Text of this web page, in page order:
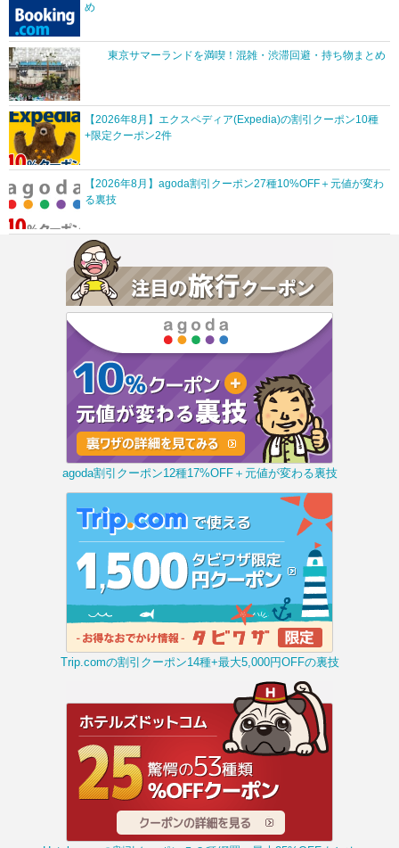
め
東京サマーランドを満喫！混雑・渋滞回避・持ち物まとめ
【2026年8月】エクスペディア(Expedia)の割引クーポン10種
+限定クーポン2件
【2026年8月】agoda割引クーポン27種10%OFF＋元値が変わ
る裏技
agoda割引クーポン12種17%OFF＋元値が変わる裏技
Trip.comの割引クーポン14種+最大5,000円OFFの裏技